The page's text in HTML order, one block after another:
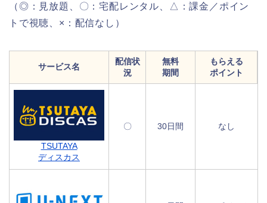
（◎：見放題、〇：宅配レンタル、△：課金／ポイン
トで視聴、×：配信なし）
サービス名
配信状
況
無料
期間
もらえる
ポイント
TSUTAYA
ディスカス
〇 30日間 なし